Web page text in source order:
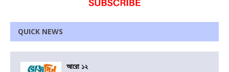
QUICK NEWS
আরো ১২